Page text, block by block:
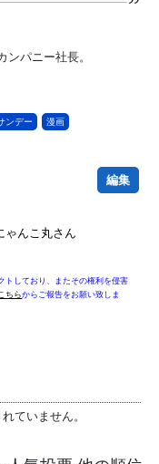
ンパニー社長。
ンデー 漫画
編集
ゃんこ丸さん
トしており、またその権利を侵害
ちらからご報告をお願い致しま
ていません。